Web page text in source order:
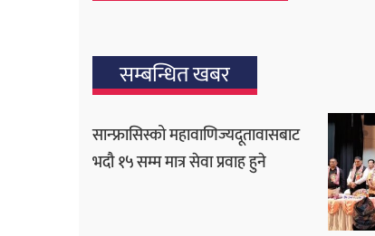
सम्बन्धित खबर
सान्फ्रासिस्को महावाणिज्यदूतावासबाट
भदौ १५ सम्म मात्र सेवा प्रवाह हुने